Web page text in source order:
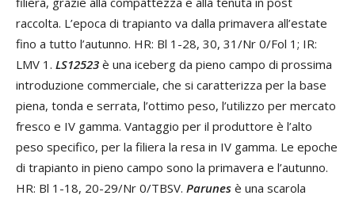
raccolta. L’epoca di trapianto va dalla primavera all’estate
fino a tutto l’autunno. HR: Bl 1-28, 30, 31/Nr 0/Fol 1; IR:
LMV 1. LS12523 è una iceberg da pieno campo di prossima
introduzione commerciale, che si caratterizza per la base
piena, tonda e serrata, l’ottimo peso, l’utilizzo per mercato
fresco e IV gamma. Vantaggio per il produttore è l’alto
peso specifico, per la filiera la resa in IV gamma. Le epoche
di trapianto in pieno campo sono la primavera e l’autunno.
HR: Bl 1-18, 20-29/Nr 0/TBSV. Parunes è una scarola